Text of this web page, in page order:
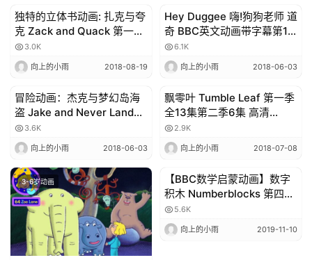
赞
助
站
3-6岁动画
独特的立体书动画: 扎克与夸
克 Zack and Quack 第一季
高清(更新中) / 网盘下载
3.0K
向上的小雨 2018-08-19
3-6岁动画
Hey Duggee 嗨!狗狗老师 道
奇 BBC英文动画带字幕第1
季 52集全 mkv格式 720P
6.1K
向上的小雨 2018-06-03
3-6岁动画
冒险动画：杰克与梦幻岛海
盗 Jake and Never Land
Pirates 1-4季全87集+特别
季2集
3.6K
向上的小雨 2018-06-03
3-6岁动画
飘零叶 Tumble Leaf 第一季
全13集第二季6集 高清
720P(2015年安妮奖+艾美
奖最佳学龄前动画) / 百度网
盘
2.9K
向上的小雨 2018-07-08
3-6岁动画 3-6岁动画
【BBC数学启蒙动画】数字
积木 Numberblocks 第四季
720p 英文字幕（全30集）
百度网盘免费下载
5.6K
向上的小雨 2019-11-10